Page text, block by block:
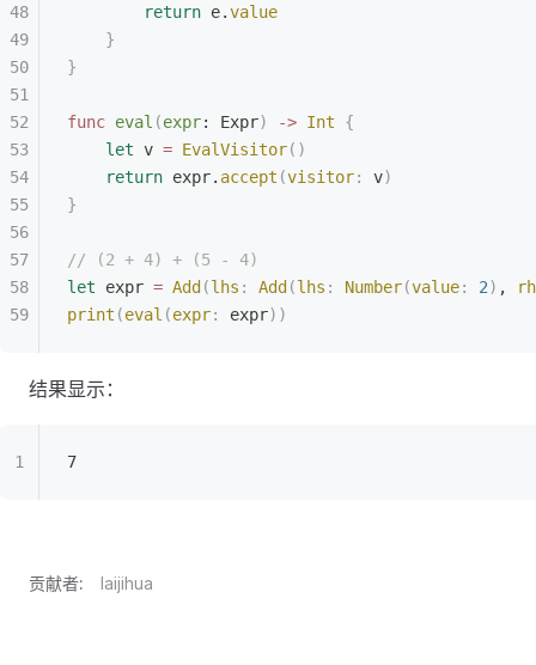
        return
e.value
    }
}
func eval (expr: Expr) -> Int {
    let
v = EvalVisitor()
    return
expr. accept (visitor: v)
}
// (2 + 4) + (5 - 4)
let expr = Add (lhs : Add (lhs : Number(value: 2) ,
print (eval (expr: expr))
结果显示：
7
贡献者: laijihua